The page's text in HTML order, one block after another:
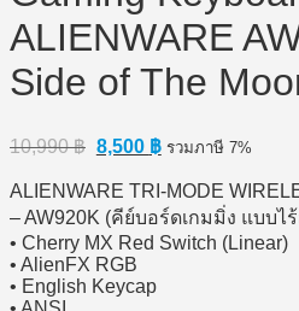
ALIENWARE
Side of The
10,990฿ Original
price
was:
10,990 ฿.
8,500 ฿Current
price
is:
8,500 ฿.
รวมภาษี 7%
ALIENWARE TRI-MODE
– AW920K (คีย์บอร์ดเกมมิ่ง แบบไ
• Cherry MX Red Switch (Linear)
• AlienFX RGB
• English Keycap